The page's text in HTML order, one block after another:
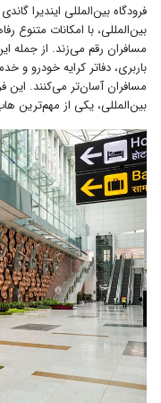
فرودگاه بین‌المللی ایندیرا
بین‌المللی، با امکانات متنوع
مسافران رقم می‌زند. از جمله
باربری، دفاتر کرایه خودرو و
مسافران آسان‌تر می‌کنند. این
بین‌المللی، یکی از مهم‌ترین